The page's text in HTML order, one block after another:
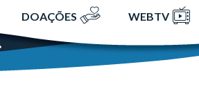
DOAÇÕES WEBTV